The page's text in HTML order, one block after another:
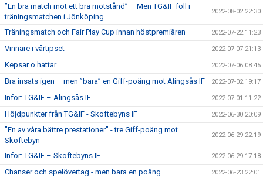
”En bra match mot ett bra motstånd” – Men TG&IF föll i
träningsmatchen i Jönköping
2022-08-02 22:30
Träningsmatch och Fair Play Cup innan höstpremiären 2022-07-22 11:23
Vinnare i vårtipset 2022-07-07 21:13
Kepsar o hattar 2022-07-06 08:45
Bra insats igen – men ”bara” en Giff-poäng mot Alingsås IF 2022-07-02 19:17
Inför: TG&IF – Alingsås IF 2022-07-01 11:22
Höjdpunkter från TG&IF - Skoftebyns IF 2022-06-30 20:09
"En av våra bättre prestationer" - tre Giff-poäng mot
Skoftebyn
2022-06-29 22:19
Inför: TG&IF – Skoftebyns IF 2022-06-29 17:18
Chanser och spelövertag - men bara en poäng 2022-06-23 22:01